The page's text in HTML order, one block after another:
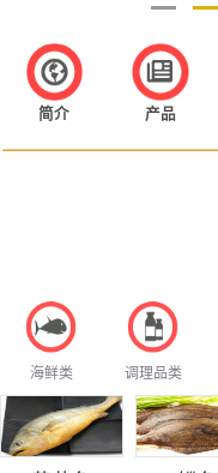
简介 产品
海鲜类 调理品类